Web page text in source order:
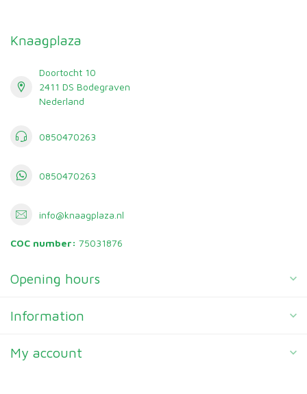
Knaagplaza
Doortocht 10
2411 DS Bodegraven
Nederland
0850470263
0850470263
info@knaagplaza.nl
COC number: 75031876
Opening hours
Information
My account